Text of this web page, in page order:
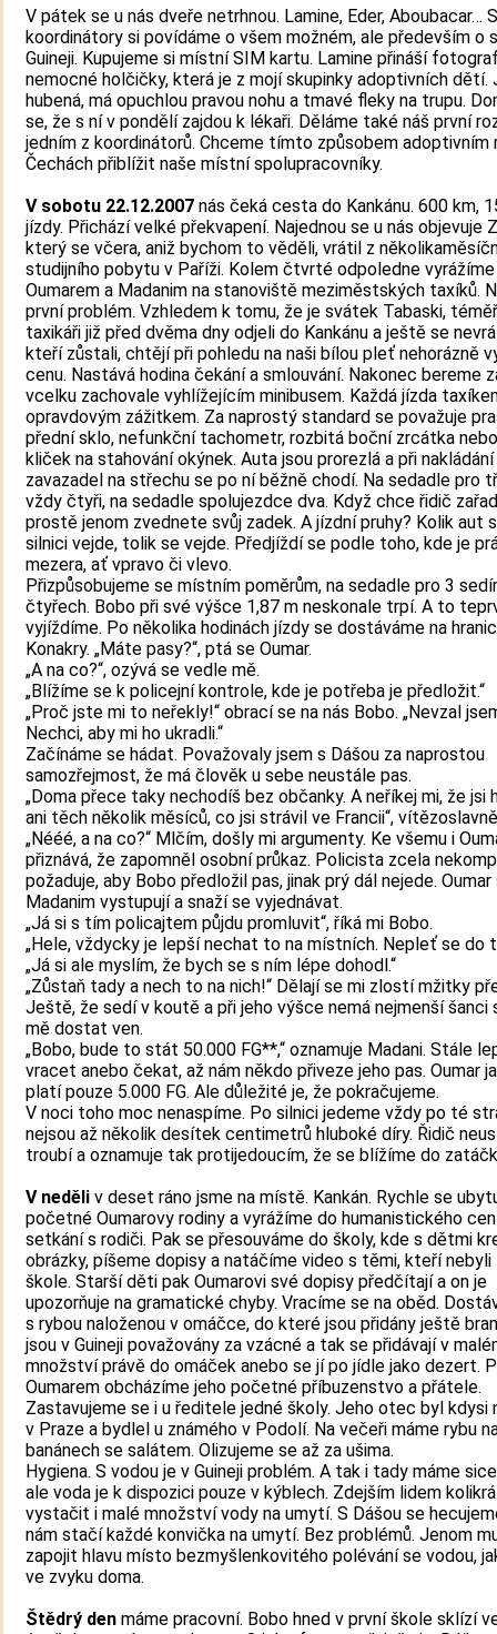
V pátek se u nás dveře netrhnou. Lamine, Eder, Aboubacar… S
koordinátory si povídáme o všem možném, ale především o
Guineji. Kupujeme si místní SIM kartu. Lamine přináší
nemocné holčičky, která je z mojí skupinky adoptivních dětí.
hubená, má opuchlou pravou nohu a tmavé fleky na trupu.
se, že s ní v pondělí zajdou k lékaři. Děláme také náš první
jedním z koordinátorů. Chceme tímto způsobem adoptivním
Čechách přiblížit naše místní spolupracovníky.
V sobotu 22.12.2007 nás čeká cesta do Kankánu. 600 km,
jízdy. Přichází velké překvapení. Najednou se u nás objevuje
který se včera, aniž bychom to věděli, vrátil z
studijního pobytu v Paříži. Kolem čtvrté odpoledne
Oumarem a Madanim na stanoviště meziměstských taxíků.
první problém. Vzhledem k tomu, že je svátek Tabaski,
taxikáři již před dvěma dny odjeli do Kankánu a ještě se
kteří zůstali, chtějí při pohledu na naši bílou pleť nehorázně
cenu. Nastává hodina čekání a smlouvání. Nakonec bereme
vcelku zachovale vyhlížejícím minibusem. Každá jízda
opravdovým zážitkem. Za naprostý standard se považuje
přední sklo, nefunkční tachometr, rozbitá boční zrcátka
kliček na stahování okýnek. Auta jsou prorezlá a při nakládání
zavazadel na střechu se po ní běžně chodí. Na sedadle pro
vždy čtyři, na sedadle spolujezdce dva. Když chce řidič
prostě jenom zvednete svůj zadek. A jízdní pruhy? Kolik aut
silnici vejde, tolik se vejde. Předjíždí se podle toho, kde je
mezera, ať vpravo či vlevo.
Přizpůsobujeme se místním poměrům, na sedadle pro 3
čtyřech. Bobo při své výšce 1,87 m neskonale trpí. A to
vyjíždíme. Po několika hodinách jízdy se dostáváme na
Konakry. „Máte pasy?“, ptá se Oumar.
„A na co?“, ozývá se vedle mě.
„Blížíme se k policejní kontrole, kde je potřeba je předložit.“
„Proč jste mi to neřekly!“ obrací se na nás Bobo. „Nevzal
Nechci, aby mi ho ukradli.“
Začínáme se hádat. Považovaly jsem s Dášou za naprostou
samozřejmost, že má člověk u sebe neustále pas.
„Doma přece taky nechodíš bez občanky. A neříkej mi, že jsi
ani těch několik měsíců, co jsi strávil ve Francii“,
„Nééé, a na co?“ Mlčím, došly mi argumenty. Ke všemu i
přiznává, že zapomněl osobní průkaz. Policista zcela
požaduje, aby Bobo předložil pas, jinak prý dál nejede. Oumar
Madanim vystupují a snaží se vyjednávat.
„Já si s tím policajtem půjdu promluvit“, říká mi Bobo.
„Hele, vždycky je lepší nechat to na místních. Nepleť se do
„Já si ale myslím, že bych se s ním lépe dohodl.“
„Zůstaň tady a nech to na nich!“ Dělají se mi zlostí mžitky
Ještě, že sedí v koutě a při jeho výšce nemá nejmenší šanci
mě dostat ven.
„Bobo, bude to stát 50.000 FG**,“ oznamuje Madani. Stále
vracet anebo čekat, až nám někdo přiveze jeho pas. Oumar
platí pouze 5.000 FG. Ale důležité je, že pokračujeme.
V noci toho moc nenaspíme. Po silnici jedeme vždy po té
nejsou až několik desítek centimetrů hluboké díry. Řidič
troubí a oznamuje tak protijedoucím, že se blížíme do
V neděli v deset ráno jsme na místě. Kankán. Rychle se
početné Oumarovy rodiny a vyrážíme do humanistického
setkání s rodiči. Pak se přesouváme do školy, kde s dětmi
obrázky, píšeme dopisy a natáčíme video s těmi, kteří nebyli
škole. Starší děti pak Oumarovi své dopisy předčítají a on je
upozorňuje na gramatické chyby. Vracíme se na oběd.
s rybou naloženou v omáčce, do které jsou přidány ještě
jsou v Guineji považovány za vzácné a tak se přidávají v
množství právě do omáček anebo se jí po jídle jako dezert.
Oumarem obcházíme jeho početné příbuzenstvo a přátele.
Zastavujeme se i u ředitele jedné školy. Jeho otec byl kdysi
v Praze a bydlel u známého v Podolí. Na večeři máme rybu
banánech se salátem. Olizujeme se až za ušima.
Hygiena. S vodou je v Guineji problém. A tak i tady máme
ale voda je k dispozici pouze v kýblech. Zdejším lidem
vystačit i malé množství vody na umytí. S Dášou se
nám stačí každé konvička na umytí. Bez problémů. Jenom
zapojit hlavu místo bezmyšlenkovitého polévání se vodou,
ve zvyku doma.
Štědrý den máme pracovní. Bobo hned v první škole sklízí